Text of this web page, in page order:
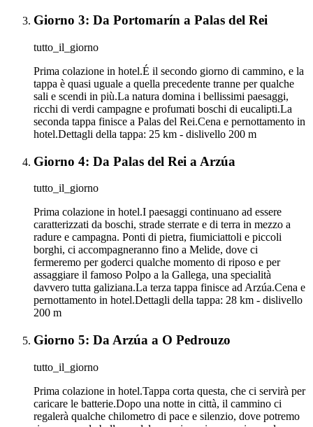
Giorno 3: Da Portomarín a Palas del Rei
tutto_il_giorno
Prima colazione in hotel.É il secondo giorno di cammino, e la
tappa è quasi uguale a quella precedente tranne per qualche
sali e scendi in più.La natura domina i bellissimi paesaggi,
ricchi di verdi campagne e profumati boschi di eucalipti.La
seconda tappa finisce a Palas del Rei.Cena e pernottamento in
hotel.Dettagli della tappa: 25 km - dislivello 200 m
Giorno 4: Da Palas del Rei a Arzúa
tutto_il_giorno
Prima colazione in hotel.I paesaggi continuano ad essere
caratterizzati da boschi, strade sterrate e di terra in mezzo a
radure e campagna. Ponti di pietra, fiumiciattoli e piccoli
borghi, ci accompagneranno fino a Melide, dove ci
fermeremo per goderci qualche momento di riposo e per
assaggiare il famoso Polpo a la Gallega, una specialità
davvero tutta galiziana.La terza tappa finisce ad Arzúa.Cena e
pernottamento in hotel.Dettagli della tappa: 28 km - dislivello
200 m
Giorno 5: Da Arzúa a O Pedrouzo
tutto_il_giorno
Prima colazione in hotel.Tappa corta questa, che ci servirà per
caricare le batterie.Dopo una notte in città, il cammino ci
regalerà qualche chilometro di pace e silenzio, dove potremo